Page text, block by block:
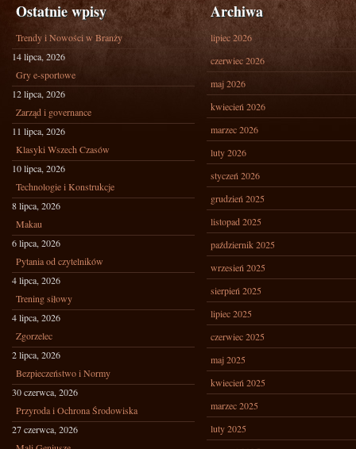
Ostatnie wpisy
Trendy i Nowości w Branży
14 lipca, 2026
Gry e-sportowe
12 lipca, 2026
Zarząd i governance
11 lipca, 2026
Klasyki Wszech Czasów
10 lipca, 2026
Technologie i Konstrukcje
8 lipca, 2026
Makau
6 lipca, 2026
Pytania od czytelników
4 lipca, 2026
Trening siłowy
4 lipca, 2026
Zgorzelec
2 lipca, 2026
Bezpieczeństwo i Normy
30 czerwca, 2026
Przyroda i Ochrona Środowiska
27 czerwca, 2026
Archiwa
lipiec 2026
czerwiec 2026
maj 2026
kwiecień 2026
marzec 2026
luty 2026
styczeń 2026
grudzień 2025
listopad 2025
październik 2025
wrzesień 2025
sierpień 2025
lipiec 2025
czerwiec 2025
maj 2025
kwiecień 2025
marzec 2025
luty 2025